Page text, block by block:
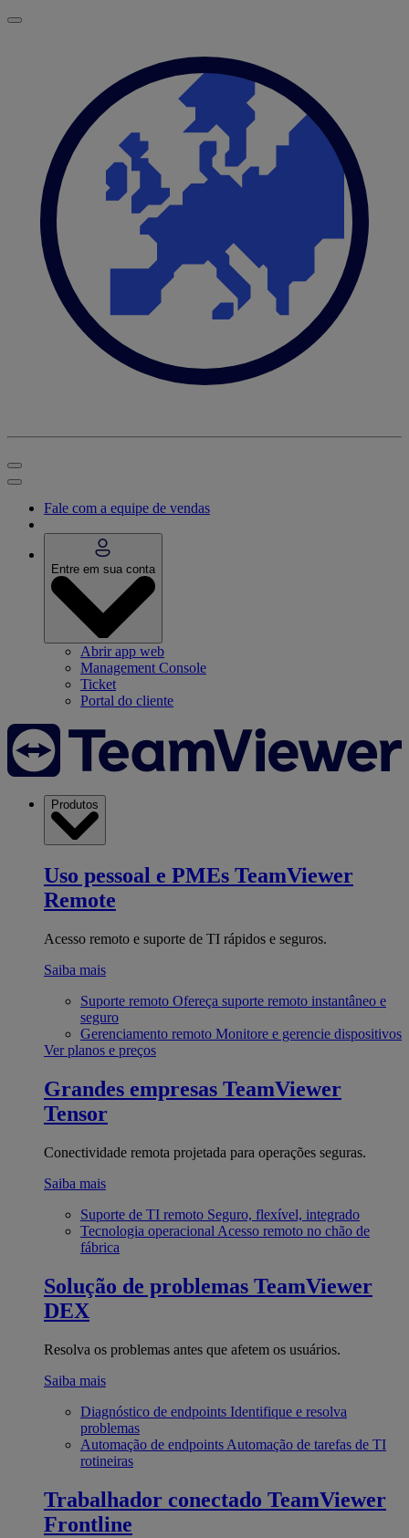
Fale com a equipe de vendas
Entre em sua conta
Abrir app web
Management Console
Ticket
Portal do cliente
Produtos
Uso pessoal e PMEs TeamViewer
Remote
Acesso remoto e suporte de TI rápidos e seguros.
Saiba mais
Suporte remoto Ofereça suporte remoto instantâneo e
seguro
Gerenciamento remoto Monitore e gerencie dispositivos
Ver planos e preços
Grandes empresas TeamViewer
Tensor
Conectividade remota projetada para operações seguras.
Saiba mais
Suporte de TI remoto Seguro, flexível, integrado
Tecnologia operacional Acesso remoto no chão de
fábrica
Solução de problemas TeamViewer
DEX
Resolva os problemas antes que afetem os usuários.
Saiba mais
Diagnóstico de endpoints Identifique e resolva
problemas
Automação de endpoints Automação de tarefas de TI
rotineiras
Trabalhador conectado TeamViewer
Frontline